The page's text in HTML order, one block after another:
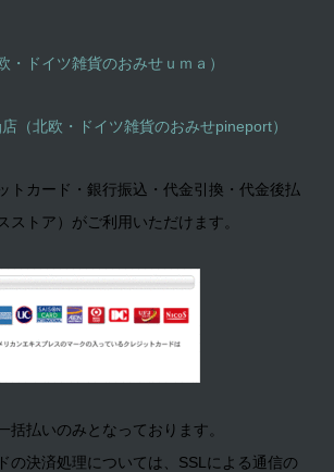
ドイツ雑貨のおみせｕｍａ）
（北欧・ドイツ雑貨のおみせpineport）
トカード・銀行振込・代金引換・代金後払
ストア）がご利用いただけます。
括払いのみとなっております。
の決済処理については、SSLによる通信の